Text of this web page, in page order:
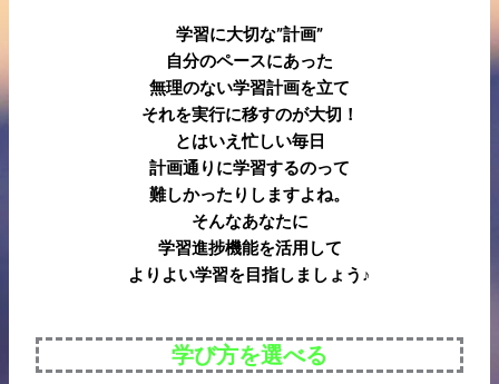
学習に大切な”計画”
自分のペースにあった
無理のない学習計画を立て
それを実行に移すのが大切！
とはいえ忙しい毎日
計画通りに学習するのって
難しかったりしますよね。
そんなあなたに
学習進捗機能を活用して
よりよい学習を目指しましょう♪
学び方を選べる